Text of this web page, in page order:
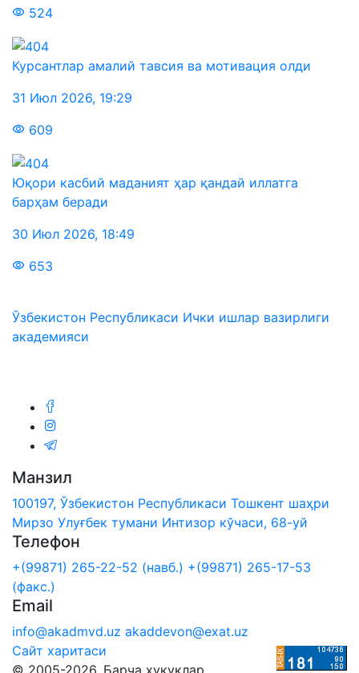
524
Курсантлар амалий тавсия ва мотивация олди
31 Июл 2026, 19:29
609
Юқори касбий маданият ҳар қандай иллатга
барҳам беради
30 Июл 2026, 18:49
653
Ўзбекистон Республикаси Ички ишлар вазирлиги
академияси
Манзил
100197, Ўзбекистон Республикаси Тошкент шаҳри
Мирзо Улуғбек тумани Интизор кўчаси, 68-уй
Телефон
+(99871) 265-22-52 (навб.) +(99871) 265-17-53
(факс.)
Email
info@akadmvd.uz akaddevon@exat.uz
Сайт харитаси
© 2005-2026. Барча ҳуқуқлар